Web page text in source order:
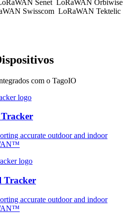
Senet LoRaWAN Orbiwise
Swisscom LoRaWAN Tektelic
com o TagoIO
accurate outdoor and indoor
Tracker
accurate outdoor and indoor